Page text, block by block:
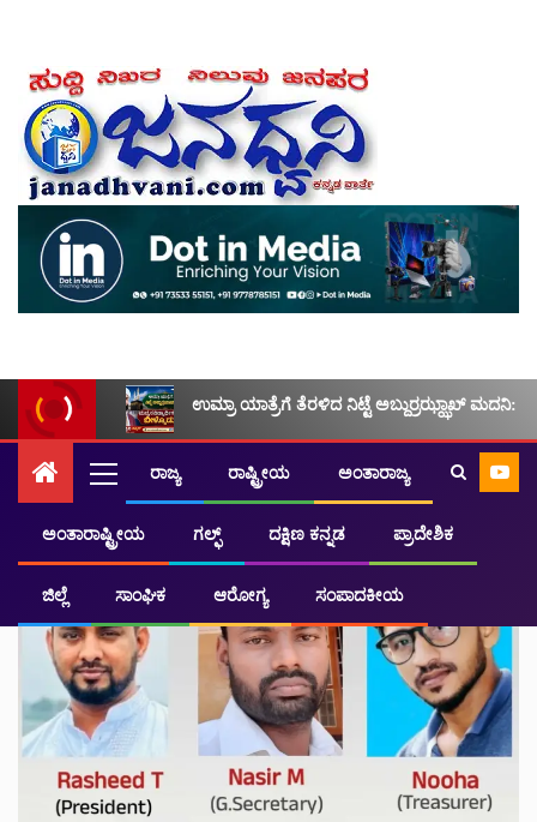
ಉಮ್ರಾ ಯಾತ್ರೆಗೆ ತೆರಳಿದ ನಿಟ್ಟೆ ಅಬ್ದುರ್ರಝ್ಝಾಖ್ ಮದನಿ:
ರಾಜ್ಯ ರಾಷ್ಟ್ರೀಯ ಅಂತಾರಾಜ್ಯ
ಅಂತಾರಾಷ್ಟ್ರೀಯ ಗಲ್ಫ್ ದಕ್ಷಿಣ ಕನ್ನಡ ಪ್ರಾದೇಶಿಕ
ಜಿಲ್ಲೆ ಸಾಂಘಿಕ ಆರೋಗ್ಯ ಸಂಪಾದಕೀಯ